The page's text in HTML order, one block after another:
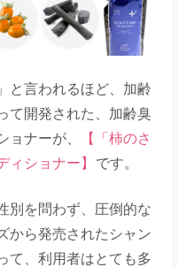
と言われるほど、加齢
て開発された、加齢臭
ョナーが、
【「柿のさ
ィショナー】
です。
別を問わず、圧倒的な
から発売されたシャン
て、利用者はとても多